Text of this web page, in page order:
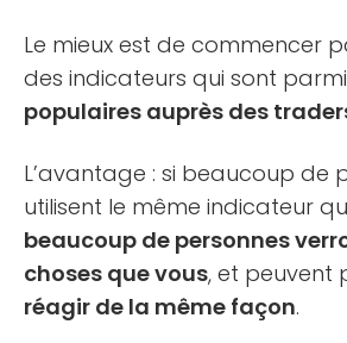
Le mieux est de commencer
des indicateurs qui sont parmi
populaires auprès des
L’avantage : si beaucoup de
utilisent le même indicateur
beaucoup de personnes
choses que vous, et peuvent
réagir de la même façon.